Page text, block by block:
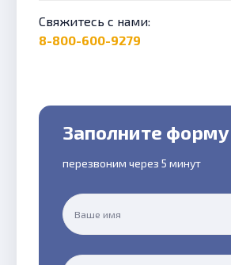
Свяжитесь с нами:
8-800-600-9279
Заполните форму
перезвоним через 5 минут
Ваше имя